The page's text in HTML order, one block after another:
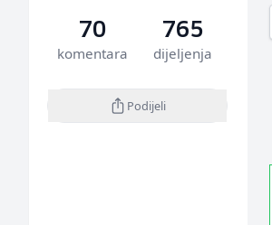
70
komentara
765
dijeljenja
Podijeli